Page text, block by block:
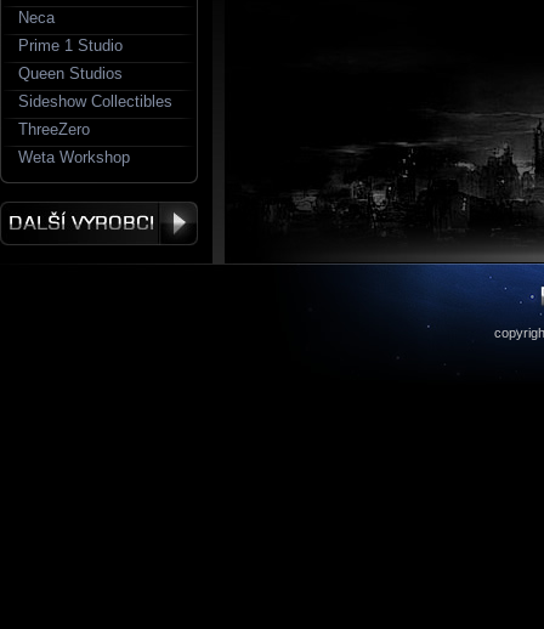
Neca
Prime 1 Studio
Queen Studios
Sideshow Collectibles
ThreeZero
Weta Workshop